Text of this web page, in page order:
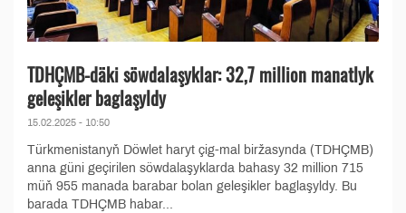
TDHÇMB-däki söwdalaşyklar: 32,7 million manatlyk
geleşikler baglaşyldy
15.02.2025 - 10:50
Türkmenistanyň Döwlet haryt çig-mal biržasynda (TDHÇMB)
anna güni geçirilen söwdalaşyklarda bahasy 32 million 715
müň 955 manada barabar bolan geleşikler baglaşyldy. Bu
barada TDHÇMB habar...